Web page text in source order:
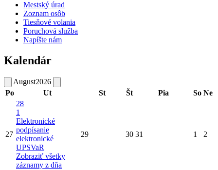
Mestský úrad
Zoznam osôb
Tiesňové volania
Poruchová služba
Napíšte nám
Kalendár
August2026
Po
Ut St Št Pia So Ne
27
28
1
Elektronické
podpísanie
elektronické
UPSVaR
Zobraziť všetky
záznamy z dňa
29 30 31 1 2